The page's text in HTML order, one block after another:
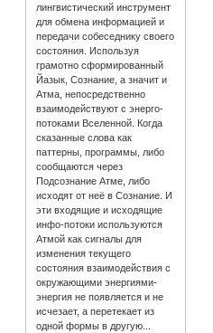
лингвистический инструмент
для обмена информацией и
передачи собеседнику своего
состояния. Используя
грамотно сформированный
Йазык, Сознание, а значит и
Атма, непосредственно
взаимодействуют с энерго-
потоками Вселенной. Когда
сказанные слова как
паттерны, программы, либо
сообщаются через
Подсознание Атме, либо
исходят от неё в Сознание. И
эти входящие и исходящие
инфо-потоки используются
Атмой как сигналы для
изменения текущего
состояния взаимодействия с
окружающими энергиями-
энергия не появляется и не
исчезает, а перетекает из
одной формы в другую...